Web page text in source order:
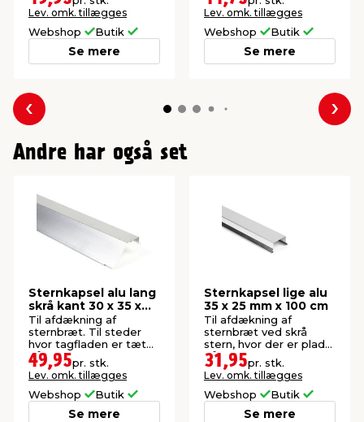
Lev. omk. tillægges
Webshop Butik
Se mere
Lev. omk. tillægges
Webshop Butik
Se mere
Forrige
Andre har også set
Sternkapsel alu lang
skrå kant 30 x 35 x
60 x 1000 mm
Til afdækning af
sternbræt. Til steder
hvor tagfladen er tæt
på sternbrættet.
49,95pr. stk.
Lev. omk. tillægges
Webshop Butik
Se mere
Sternkapsel lige alu
35 x 25 mm x 100 cm
Til afdækning af
sternbræt ved skrå
stern, hvor der er plads
på begge sider.
31,95pr. stk.
Lev. omk. tillægges
Webshop Butik
Se mere